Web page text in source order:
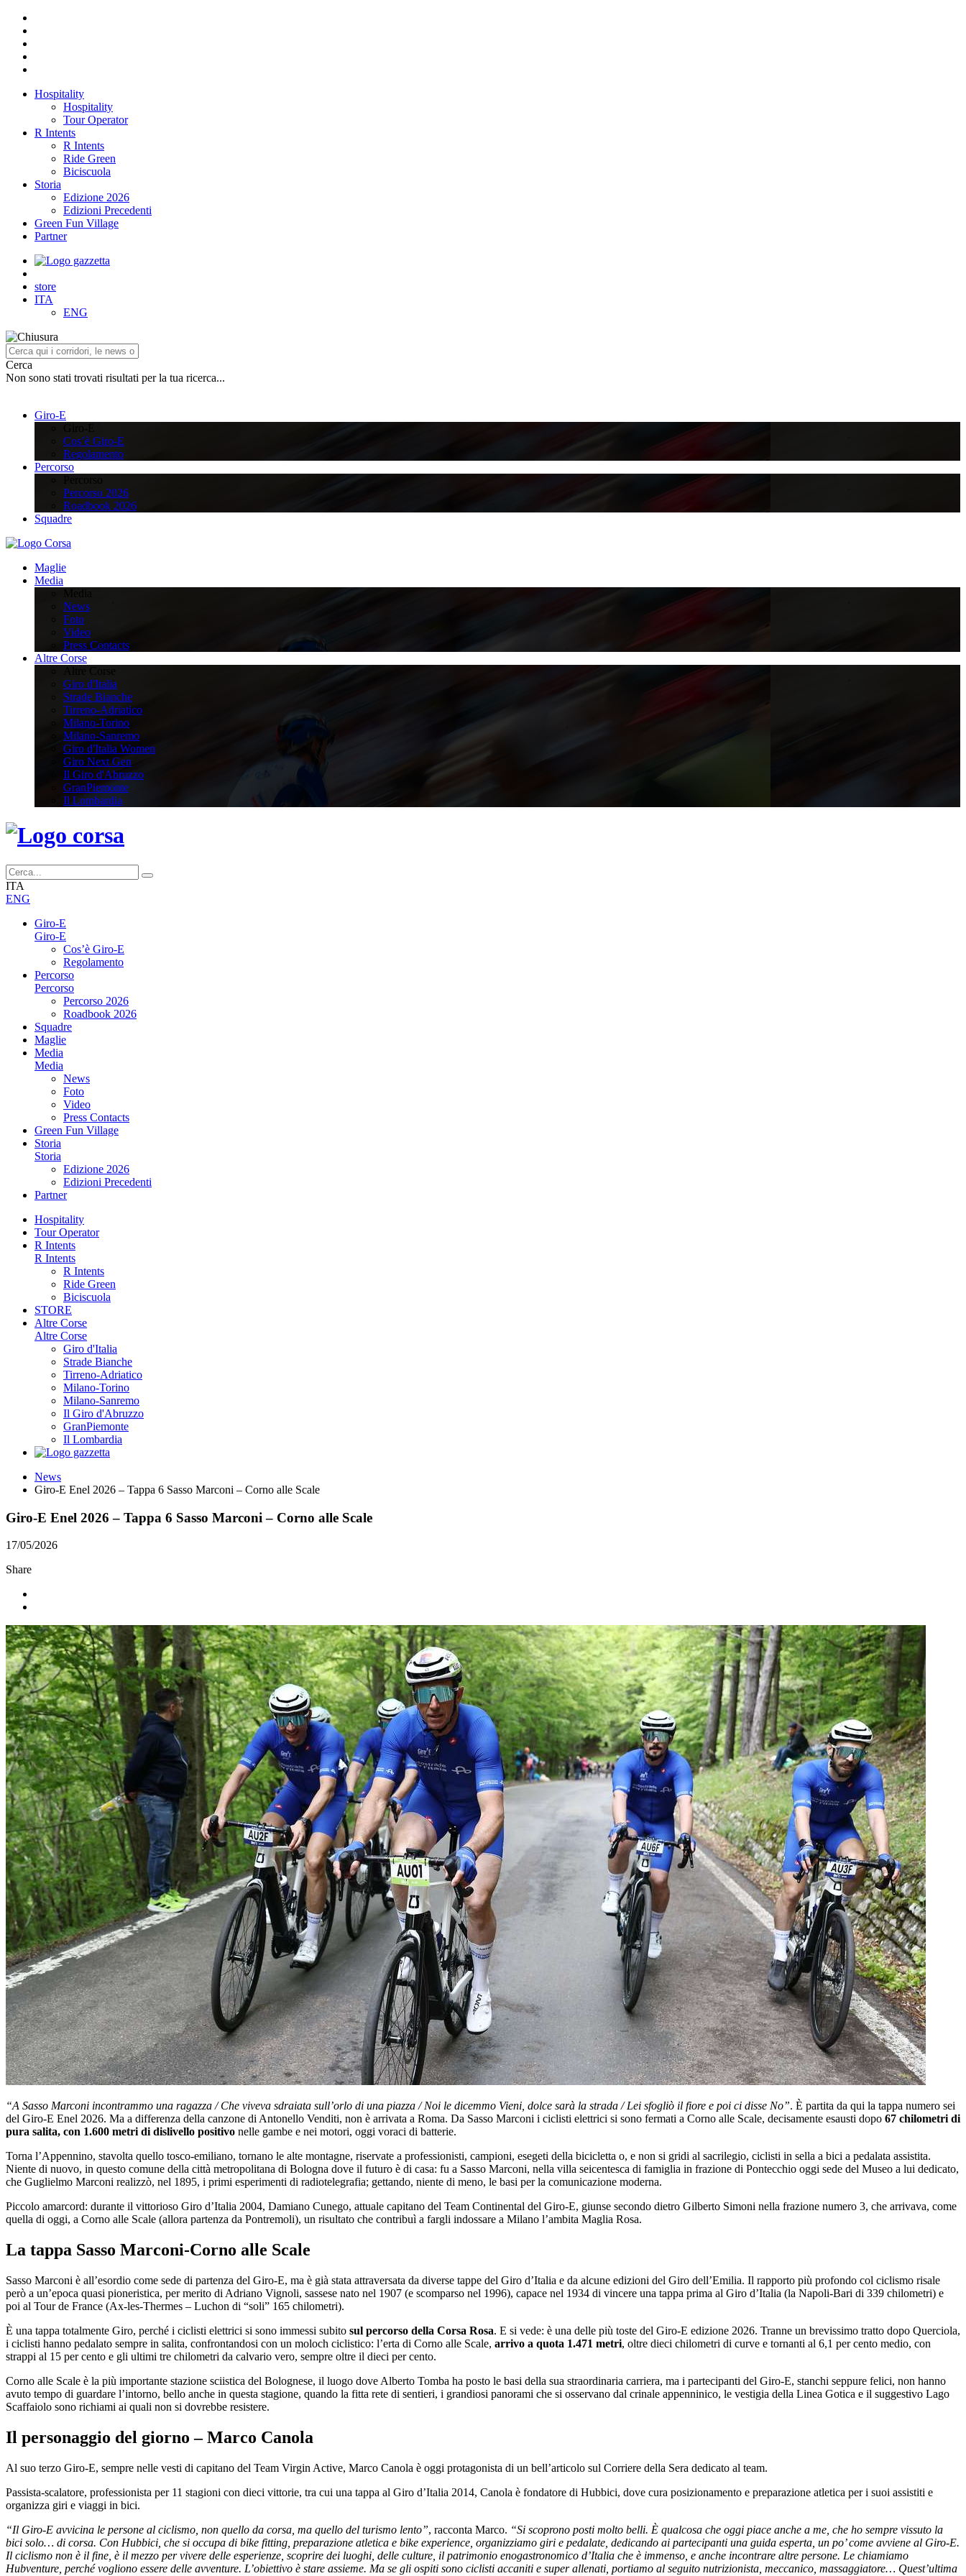
Hospitality
Hospitality
Tour Operator
R Intents
R Intents
Ride Green
Biciscuola
Storia
Edizione 2026
Edizioni Precedenti
Green Fun Village
Partner
store
ITA
ENG
Cerca
Non sono stati trovati risultati per la tua ricerca...
Giro-E
Cos’è Giro-E
Regolamento
Percorso
Percorso 2026
Roadbook 2026
Squadre
Maglie
Media
News
Foto
Video
Press Contacts
Altre Corse
Giro d'Italia
Strade Bianche
Tirreno-Adriatico
Milano-Torino
Milano-Sanremo
Giro d'Italia Women
Giro Next Gen
Il Giro d'Abruzzo
GranPiemonte
Il Lombardia
ITA
ENG
Giro-E
Giro-E
Cos’è Giro-E
Regolamento
Percorso
Percorso
Percorso 2026
Roadbook 2026
Squadre
Maglie
Media
Media
News
Foto
Video
Press Contacts
Green Fun Village
Storia
Storia
Edizione 2026
Edizioni Precedenti
Partner
Hospitality
Tour Operator
R Intents
R Intents
R Intents
Ride Green
Biciscuola
STORE
Altre Corse
Altre Corse
Giro d'Italia
Strade Bianche
Tirreno-Adriatico
Milano-Torino
Milano-Sanremo
Il Giro d'Abruzzo
GranPiemonte
Il Lombardia
News
Giro-E Enel 2026 – Tappa 6 Sasso Marconi – Corno alle Scale
Giro-E Enel 2026 – Tappa 6 Sasso Marconi – Corno alle Scale
17/05/2026
Share
“A Sasso Marconi incontrammo una ragazza / Che viveva sdraiata sull’orlo di una piazza / Noi le dicemmo Vieni, dolce sarà la strada / Lei sfogliò il fiore e poi ci disse No”. È partita da qui la tappa numero sei
del Giro-E Enel 2026. Ma a differenza della canzone di Antonello Venditi, non è arrivata a Roma. Da Sasso Marconi i ciclisti elettrici si sono fermati a Corno alle Scale, decisamente esausti dopo 67 chilometri di
pura salita, con 1.600 metri di dislivello positivo nelle gambe e nei motori, oggi voraci di batterie.
Torna l’Appennino, stavolta quello tosco-emiliano, tornano le alte montagne, riservate a professionisti, campioni, esegeti della bicicletta o, e non si gridi al sacrilegio, ciclisti in sella a bici a pedalata assistita.
Niente di nuovo, in questo comune della città metropolitana di Bologna dove il futuro è di casa: fu a Sasso Marconi, nella villa seicentesca di famiglia in frazione di Pontecchio oggi sede del Museo a lui dedicato,
che Guglielmo Marconi realizzò, nel 1895, i primi esperimenti di radiotelegrafia; gettando, niente di meno, le basi per la comunicazione moderna.
Piccolo amarcord: durante il vittorioso Giro d’Italia 2004, Damiano Cunego, attuale capitano del Team Continental del Giro-E, giunse secondo dietro Gilberto Simoni nella frazione numero 3, che arrivava, come
quella di oggi, a Corno alle Scale (allora partenza da Pontremoli), un risultato che contribuì a fargli indossare a Milano l’ambita Maglia Rosa.
La tappa Sasso Marconi-Corno alle Scale
Sasso Marconi è all’esordio come sede di partenza del Giro-E, ma è già stata attraversata da diverse tappe del Giro d’Italia e da alcune edizioni del Giro dell’Emilia. Il rapporto più profondo col ciclismo risale
però a un’epoca quasi pioneristica, per merito di Adriano Vignoli, sassese nato nel 1907 (e scomparso nel 1996), capace nel 1934 di vincere una tappa prima al Giro d’Italia (la Napoli-Bari di 339 chilometri) e
poi al Tour de France (Ax-les-Thermes – Luchon di “soli” 165 chilometri).
È una tappa totalmente Giro, perché i ciclisti elettrici si sono immessi subito sul percorso della Corsa Rosa. E si vede: è una delle più toste del Giro-E edizione 2026. Tranne un brevissimo tratto dopo Querciola,
i ciclisti hanno pedalato sempre in salita, confrontandosi con un moloch ciclistico: l’erta di Corno alle Scale, arrivo a quota 1.471 metri, oltre dieci chilometri di curve e tornanti al 6,1 per cento medio, con
strappi al 15 per cento e gli ultimi tre chilometri da calvario vero, sempre oltre il dieci per cento.
Corno alle Scale è la più importante stazione sciistica del Bolognese, il luogo dove Alberto Tomba ha posto le basi della sua straordinaria carriera, ma i partecipanti del Giro-E, stanchi seppure felici, non hanno
avuto tempo di guardare l’intorno, bello anche in questa stagione, quando la fitta rete di sentieri, i grandiosi panorami che si osservano dal crinale appenninico, le vestigia della Linea Gotica e il suggestivo Lago
Scaffaiolo sono richiami ai quali non si dovrebbe resistere.
Il personaggio del giorno – Marco Canola
Al suo terzo Giro-E, sempre nelle vesti di capitano del Team Virgin Active, Marco Canola è oggi protagonista di un bell’articolo sul Corriere della Sera dedicato al team.
Passista-scalatore, professionista per 11 stagioni con dieci vittorie, tra cui una tappa al Giro d’Italia 2014, Canola è fondatore di Hubbici, dove cura posizionamento e preparazione atletica per i suoi assistiti e
organizza giri e viaggi in bici.
“Il Giro-E avvicina le persone al ciclismo, non quello da corsa, ma quello del turismo lento”, racconta Marco. “Si scoprono posti molto belli. È qualcosa che oggi piace anche a me, che ho sempre vissuto la
bici solo… di corsa. Con Hubbici, che si occupa di bike fitting, preparazione atletica e bike experience, organizziamo giri e pedalate, dedicando ai partecipanti una guida esperta, un po’ come avviene al Giro-E.
Il ciclismo non è il fine, è il mezzo per vivere delle esperienze, scoprire dei luoghi, delle culture, il patrimonio enogastronomico d’Italia che è immenso, e anche incontrare altre persone. Le chiamiamo
Hubventure, perché vogliono essere delle avventure. L’obiettivo è stare assieme. Ma se gli ospiti sono ciclisti accaniti e super allenati, portiamo al seguito nutrizionista, meccanico, massaggiatore… Quest’ultima